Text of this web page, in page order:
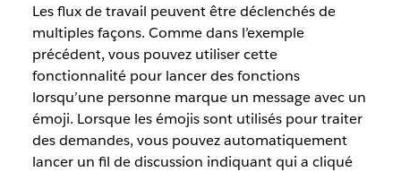
Les flux de travail peuvent être déclenchés de
multiples façons. Comme dans l’exemple
précédent, vous pouvez utiliser cette
fonctionnalité pour lancer des fonctions
lorsqu’une personne marque un message avec un
émoji. Lorsque les émojis sont utilisés pour traiter
des demandes, vous pouvez automatiquement
lancer un fil de discussion indiquant qui a cliqué